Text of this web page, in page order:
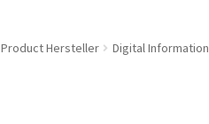
Product Hersteller Digital Information